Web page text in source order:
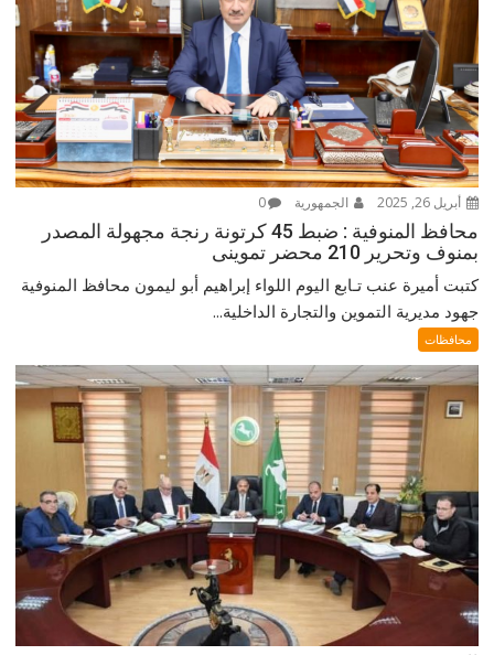
أبريل 26, 2025 الجمهورية 0
محافظ المنوفية : ضبط 45 كرتونة رنجة مجهولة المصدر
بمنوف وتحرير 210 محضر تموينى
كتبت أميرة عنب تـابع اليوم اللواء إبراهيم أبو ليمون محافظ المنوفية
جهود مديرية التموين والتجارة الداخلية...
محافظات